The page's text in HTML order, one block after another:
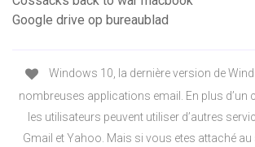
Google drive op bureaublad
Windows 10, la dernière version de
nombreuses applications email. En plus d’un
les utilisateurs peuvent utiliser d’autres
Gmail et Yahoo. Mais si vous etes attaché